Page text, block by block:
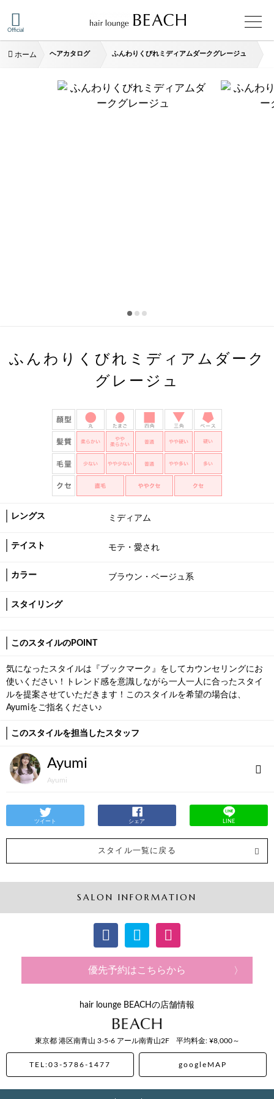
Official
ホーム ヘアカタログ ふんわりくびれミディアムダークグレージュ
ふんわりくびれミディアムダーク
グレージュ
レングス ミディアム
テイスト モテ・愛され
カラー ブラウン・ベージュ系
スタイリング
このスタイルのPOINT
気になったスタイルは『ブックマーク』をしてカウンセリングにお
使いください！トレンド感を意識しながら一人一人に合ったスタイ
ルを提案させていただきます！このスタイルを希望の場合は、
Ayumiをご指名ください♪
このスタイルを担当したスタッフ
Ayumi
Ayumi
ツイート シェア LINE
スタイル一覧に戻る
SALON INFORMATION
優先予約はこちらから
hair lounge BEACHの店舗情報
東京都 港区南青山 3-5-6 アール南青山2F 平均料金: ¥8,000～
TEL:03-5786-1477 googleMAP